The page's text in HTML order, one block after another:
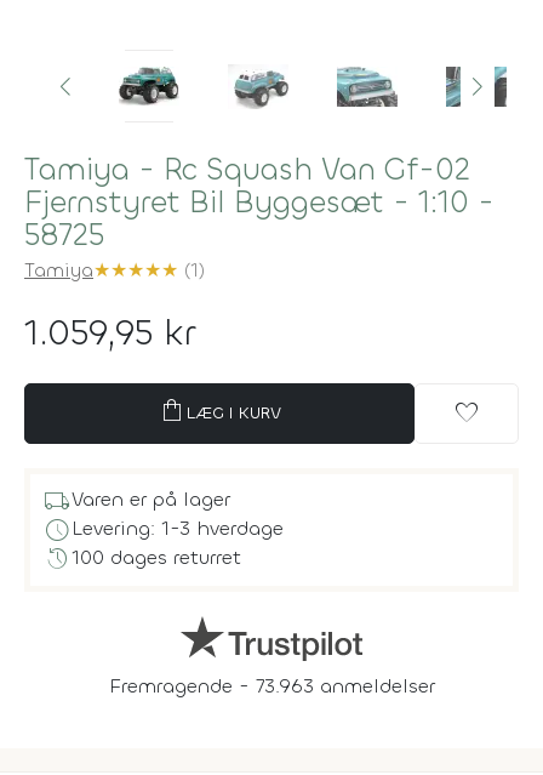
Tamiya - Rc Squash Van Gf-02
Fjernstyret Bil Byggesæt - 1:10 -
58725
Tamiya★★★★★ (1)
1.059,95 kr
shopping_bag LÆG I KURV favorite
local_shippingVaren er på lager
scheduleLevering: 1-3 hverdage
history100 dages returret
Fremragende - 73.963 anmeldelser